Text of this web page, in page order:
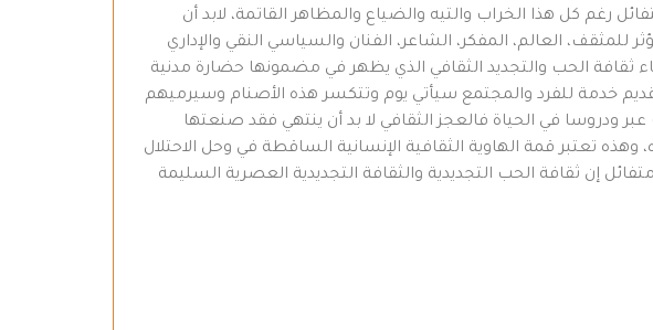
كل هذا الخراب والتيه والضياع والمظاهر القاتمة، لابد أن
العالم، المفكر، الشاعر، الفنان والسياسي النقي والإداري
ثقافة الحب والتجديد الثقافي الذي يظهر في مضمونها حضارة مدنية
خدمة للفرد والمجتمع سيأتي يوم وتتكسر هذه الأصنام وسيرميهم
ودروسا في الحياة فالعجز الثقافي لا بد أن ينتهي فقد صنعتها
تعتبر قمة الهاوية الثقافية الإنسانية الساقطة في وحل الاحتلال
إن ثقافة الحب التجديدية والثقافة التجديدية العصرية السليمة